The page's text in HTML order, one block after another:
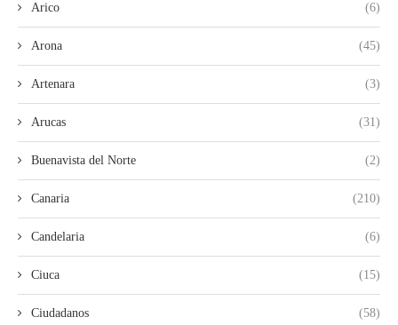
Arico (6)
Arona (45)
Artenara (3)
Arucas (31)
Buenavista del Norte (2)
Canaria (210)
Candelaria (6)
Ciuca (15)
Ciudadanos (58)